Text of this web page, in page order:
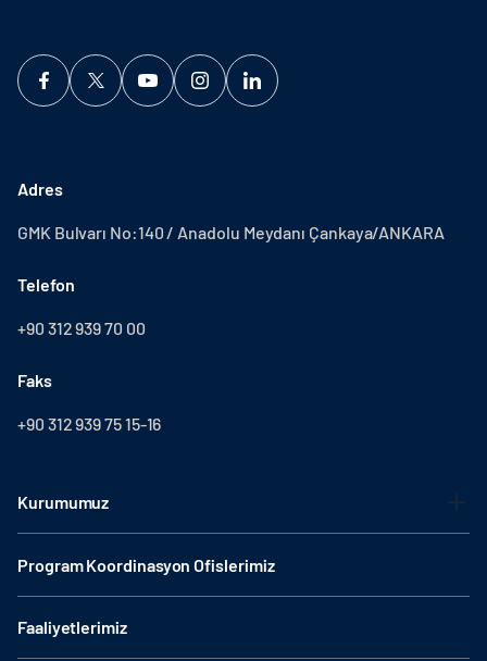
Adres
GMK Bulvarı No:140 / Anadolu Meydanı Çankaya/ANKARA
Telefon
+90 312 939 70 00
Faks
+90 312 939 75 15-16
Kurumumuz
Program Koordinasyon Ofislerimiz
Faaliyetlerimiz